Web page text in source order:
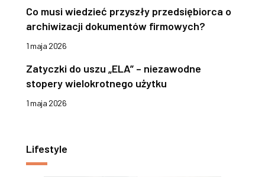
Co musi wiedzieć przyszły przedsiębiorca o
archiwizacji dokumentów firmowych?
1 maja 2026
Zatyczki do uszu „ELA” – niezawodne
stopery wielokrotnego użytku
1 maja 2026
Lifestyle